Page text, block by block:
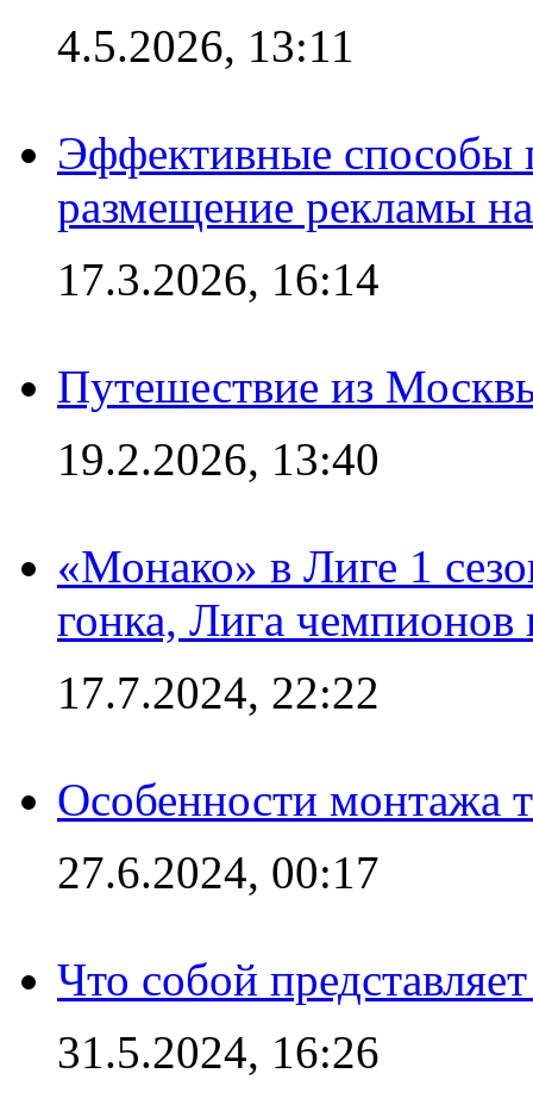
4.5.2026, 13:11
Эффективные способы
размещение рекламы
17.3.2026, 16:14
Путешествие из
19.2.2026, 13:40
«Монако» в Лиге 1
гонка, Лига чемпионов
17.7.2024, 22:22
Особенности монтажа
27.6.2024, 00:17
Что собой
31.5.2024, 16:26